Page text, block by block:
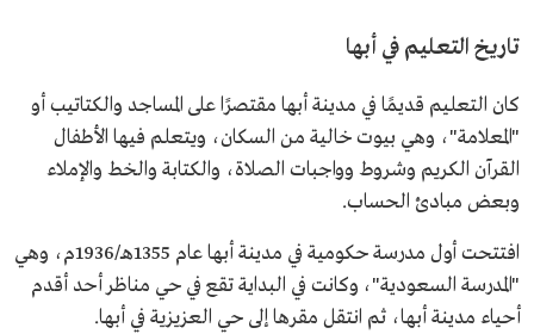
تاريخ التعليم في أبها
كان التعليم قديمًا في مدينة أبها مقتصرًا على المساجد والكتاتيب أو
"المعلامة"، وهي بيوت خالية من السكان، ويتعلم فيها الأطفال
القرآن الكريم وشروط وواجبات الصلاة، والكتابة والخط والإملاء
وبعض مبادئ الحساب.
افتتحت أول مدرسة حكومية في مدينة أبها عام 1355هـ/1936م، وهي
"المدرسة السعودية"، وكانت في البداية تقع في حي مناظر أحد أقدم
أحياء مدينة أبها، ثم انتقل مقرها إلى حي العزيزية في أبها.